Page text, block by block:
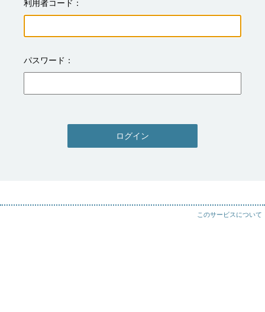
利用者コード
パスワード
ログイン
このサービスについて